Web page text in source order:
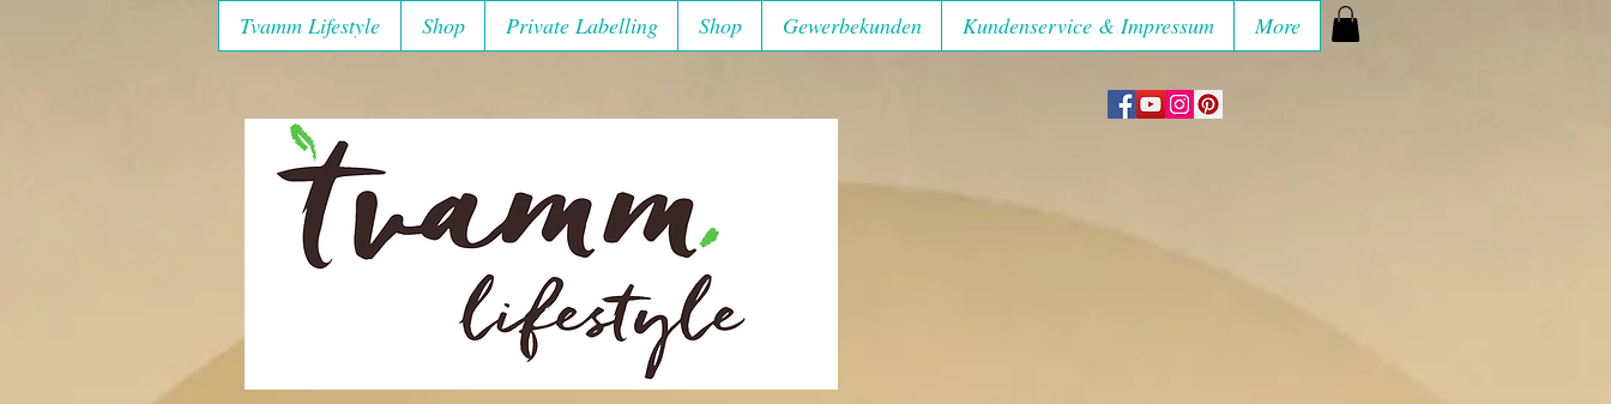
Tvamm Lifestyle Shop Private Labelling Shop Gewerbekunden Kundenservice & Impressum More